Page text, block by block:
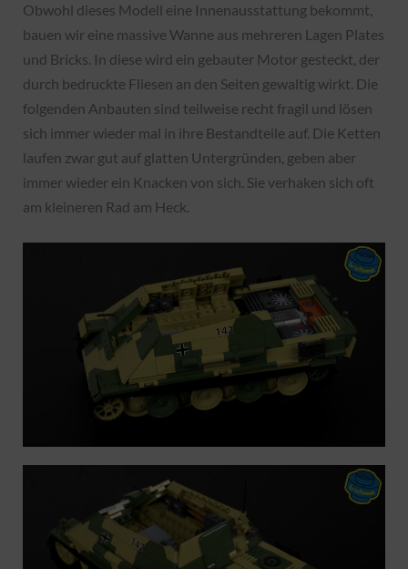
Obwohl dieses Modell eine Innenausstattung bekommt,
bauen wir eine massive Wanne aus mehreren Lagen Plates
und Bricks. In diese wird ein gebauter Motor gesteckt, der
durch bedruckte Fliesen an den Seiten gewaltig wirkt. Die
folgenden Anbauten sind teilweise recht fragil und lösen
sich immer wieder mal in ihre Bestandteile auf. Die Ketten
laufen zwar gut auf glatten Untergründen, geben aber
immer wieder ein Knacken von sich. Sie verhaken sich oft
am kleineren Rad am Heck.